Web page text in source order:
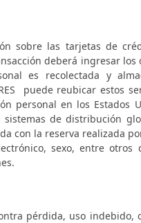
sobre las tarjetas de
deberá ingresar los
es recolectada y
puede reubicar estos
personal en los Estados
de distribución
con la reserva realizada
sexo, entre otros
pérdida, uso indebido,